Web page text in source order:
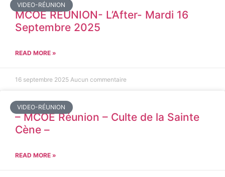
VIDEO-RÉUNION
MCOE REUNION- L’After- Mardi 16
Septembre 2025
READ MORE »
16 septembre 2025 Aucun commentaire
VIDEO-RÉUNION
– MCOE Réunion – Culte de la Sainte
Cène –
READ MORE »